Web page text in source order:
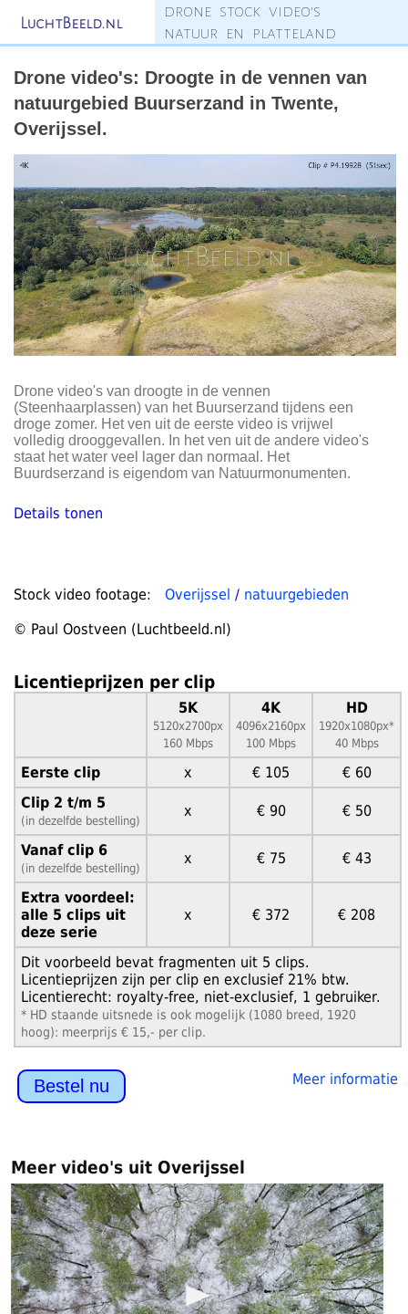
LuchtBeeld.nl
drone stock video's
natuur en platteland
Drone video's: Droogte in de vennen van
natuurgebied Buurserzand in Twente,
Overijssel.
Drone video's van droogte in de vennen
(Steenhaarplassen) van het Buurserzand tijdens een
droge zomer. Het ven uit de eerste video is vrijwel
volledig drooggevallen. In het ven uit de andere video's
staat het water veel lager dan normaal. Het
Buurdserzand is eigendom van Natuurmonumenten.
Details tonen
Stock video footage: Overijssel / natuurgebieden
© Paul Oostveen (Luchtbeeld.nl)
Licentieprijzen per clip
5K
5120x2700px
160 Mbps
4K
4096x2160px
100 Mbps
HD
1920x1080px*
40 Mbps
Eerste clip x € 105
€ 60
Clip 2 t/m 5
(in dezelfde bestelling)
x € 90 € 50
Vanaf clip 6
(in dezelfde bestelling)
x € 75 € 43
Extra voordeel:
alle 5 clips uit
deze serie
x € 372 € 208
Dit voorbeeld bevat fragmenten uit 5 clips.
Licentieprijzen zijn per clip en exclusief 21% btw.
Licentierecht: royalty-free, niet-exclusief, 1 gebruiker.
* HD staande uitsnede is ook mogelijk (1080 breed, 1920
hoog): meerprijs € 15,- per clip.
Bestel nu Meer informatie
Meer video's uit Overijssel